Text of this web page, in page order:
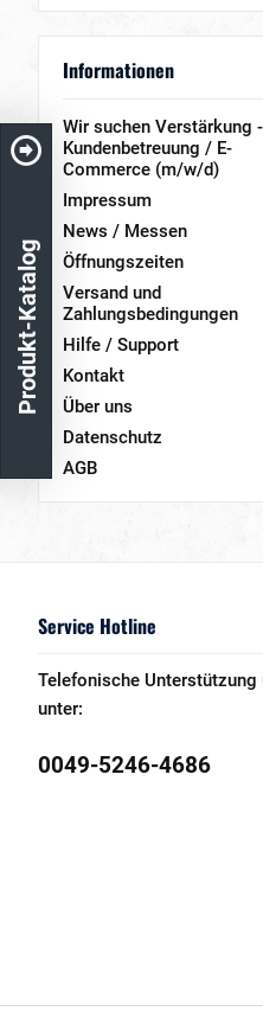
Informationen
Wir suchen Verstärkung -
Kundenbetreuung / E-
Commerce (m/w/d)
Impressum
News / Messen
Öffnungszeiten
Versand und
Zahlungsbedingungen
Hilfe / Support
Kontakt
Über uns
Datenschutz
AGB
Service Hotline
Telefonische Unterstützung
unter:
0049-5246-4686
Produkt-Katalog